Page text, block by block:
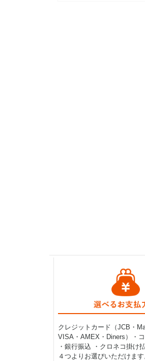
クレジットカード（JCB・
VISA・AMEX・Diners）・
・銀行振込 ・クロネコ掛け
４つよりお選びいただけます